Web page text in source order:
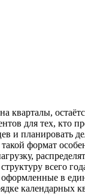
кварталы,
для тех, кто
и планировать
формат
всего
в
календарных